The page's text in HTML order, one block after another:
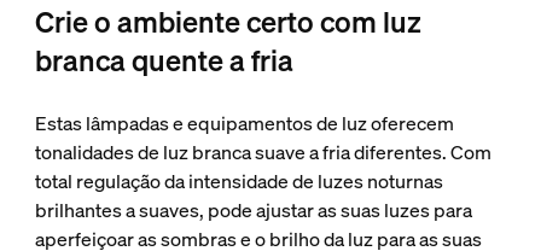
Crie o ambiente certo com luz
branca quente a fria
Estas lâmpadas e equipamentos de luz oferecem
tonalidades de luz branca suave a fria diferentes. Com
total regulação da intensidade de luzes noturnas
brilhantes a suaves, pode ajustar as suas luzes para
aperfeiçoar as sombras e o brilho da luz para as suas